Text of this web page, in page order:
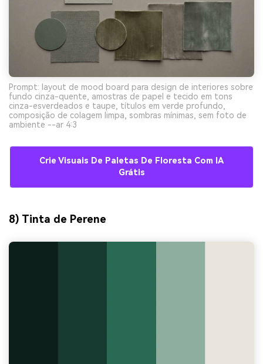
Prompt: layout de mood board para design de interiores sobre
fundo cinza-quente, amostras de papel e tecido em tons
cinza-esverdeados e taupe, títulos em verde profundo,
composição de colagem limpa, sombras mínimas, sem foto de
ambiente --ar 4:3
Crie Visuais De Paletas De Floresta Com IA
Grátis
8) Tinta de Perene